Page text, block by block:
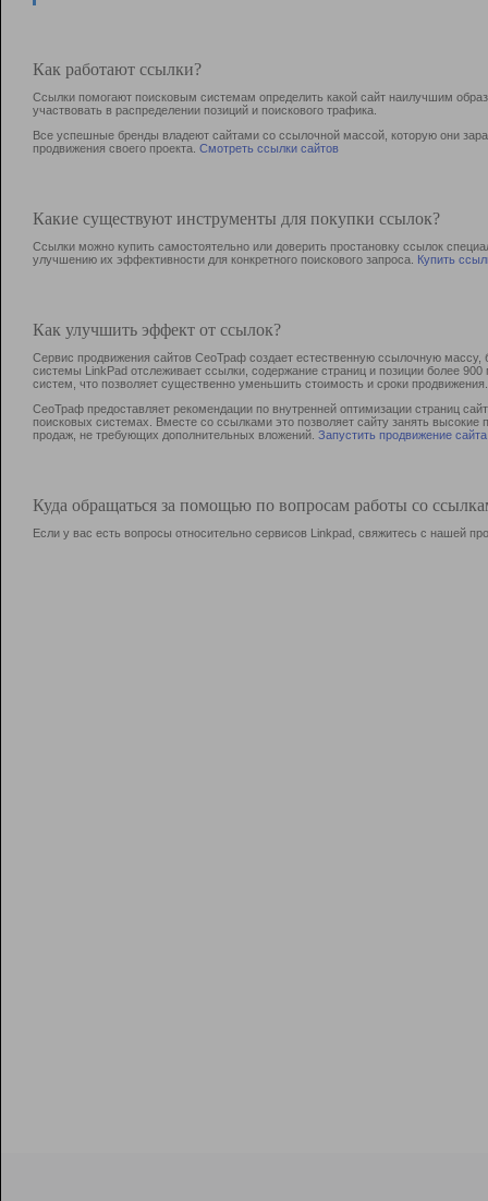
Как работают ссылки?
Ссылки помогают поисковым системам определить какой сайт наилучшим
участвовать в раcпределении позиций и поискового трафика.
Все успешные бренды владеют сайтами со ссылочной массой, которую они
продвижения своего проекта. Смотреть ссылки сайтов
Какие существуют инструменты для покупки ссылок?
Ссылки можно купить самостоятельно или доверить простановку ссылок
улучшению их эффективности для конкретного поискового запроса. Купить
Как улучшить эффект от ссылок?
Сервис продвижения сайтов СеоТраф создает естественную ссылочную
системы LinkPad отслеживает ссылки, содержание страниц и позиции более
систем, что позволяет существенно уменьшить стоимость и сроки продвижения.
СеоТраф предоставляет рекомендации по внутренней оптимизации страниц
поисковых системах. Вместе со ссылками это позволяет сайту занять
продаж, не требующих дополнительных вложений. Запустить продвижение сайта
Куда обращаться за помощью по вопросам работы со
Если у вас есть вопросы относительно сервисов Linkpad, свяжитесь с нашей